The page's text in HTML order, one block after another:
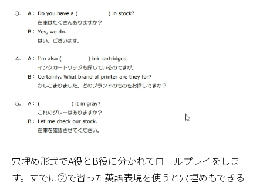
穴埋め形式でA役とB役に分かれてロールプレイをしま
す。すでに②で習った英語表現を使うと穴埋めもできる